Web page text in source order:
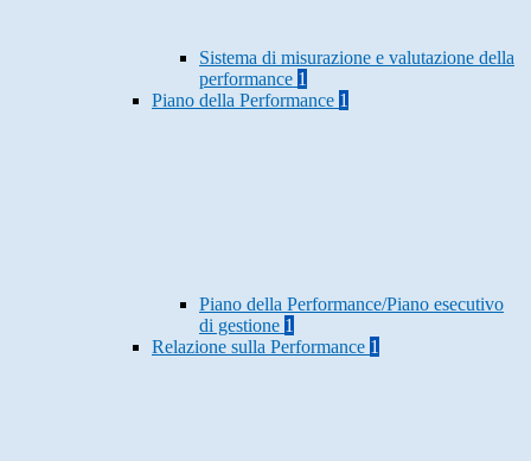
Sistema di misurazione e valutazione della
performance 1
Piano della Performance 1
Piano della Performance/Piano esecutivo
di gestione 1
Relazione sulla Performance 1